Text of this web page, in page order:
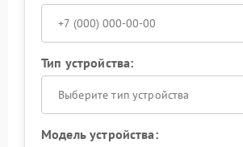
Тип устройства:
Выберите тип устройства
Модель устройства: